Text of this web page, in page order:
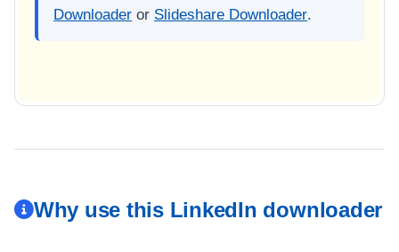
Downloader or Slideshare Downloader.
Why use this LinkedIn downloader